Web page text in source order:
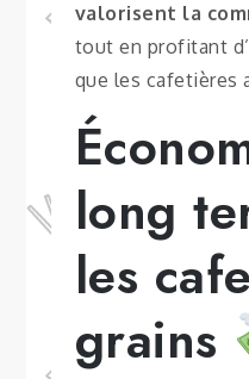
valorisent la
tout en profitant
que les cafetières
long
les
grains